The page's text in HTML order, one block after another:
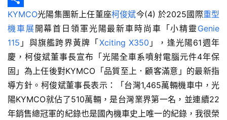
車
輛
空
實
測
汽
車
k
d
s
lo
o
M
a
i
l
a
i
l
h
a
t
s
A
p
p
分
享
KYMCO光陽集團新上任董座柯俊斌今(4) 於2025國際重型
機車展 開幕首日領軍光陽最新車時尚車「小精靈 Genie
115 」與旗艦跨界黃牌「Xciting X350 」，逢光陽61週年
慶，柯俊斌董事長宣布「光陽全車系噴射電腦元件4年保
固」為上任後對KYMCO「品質至上．顧客滿意」的最新指
導方針。柯俊斌董事長表示：「台灣1,465萬輛機車中，光
陽KYMCO就佔了510萬輛，是台灣業界第一名，並連續22
年銷售總冠軍的紀錄也是國內機車史上唯一的紀錄，我很榮